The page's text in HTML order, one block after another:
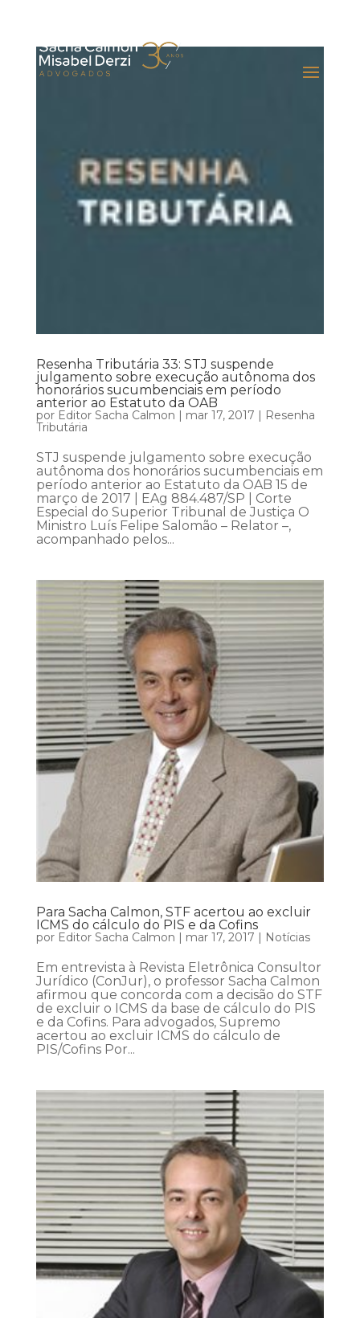
Resenha Tributária 33: STJ suspende
julgamento sobre execução autônoma dos
honorários sucumbenciais em período
anterior ao Estatuto da OAB
por Editor Sacha Calmon mar 17, 2017
Resenha
Tributária
STJ suspende julgamento sobre execução
autônoma dos honorários sucumbenciais em
período anterior ao Estatuto da OAB 15 de
março de 2017 | EAg 884.487/SP | Corte
Especial do Superior Tribunal de Justiça O
Ministro Luís Felipe Salomão – Relator –,
acompanhado pelos...
Para Sacha Calmon, STF acertou ao excluir
ICMS do cálculo do PIS e da Cofins
por Editor Sacha Calmon | mar 17, 2017 | Notícias
Em entrevista à Revista Eletrônica Consultor
Jurídico (ConJur), o professor Sacha Calmon
afirmou que concorda com a decisão do STF
de excluir o ICMS da base de cálculo do PIS
e da Cofins. Para advogados, Supremo
acertou ao excluir ICMS do cálculo de
PIS/Cofins Por...